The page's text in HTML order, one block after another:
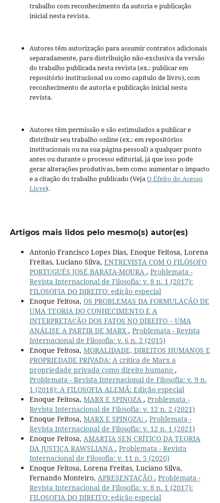
trabalho com reconhecimento da autoria e publicação
inicial nesta revista.
Autores têm autorização para assumir contratos adicionais
separadamente, para distribuição não-exclusiva da versão
do trabalho publicada nesta revista (ex.: publicar em
repositório institucional ou como capítulo de livro), com
reconhecimento de autoria e publicação inicial nesta
revista.
Autores têm permissão e são estimulados a publicar e
distribuir seu trabalho online (ex.: em repositórios
institucionais ou na sua página pessoal) a qualquer ponto
antes ou durante o processo editorial, já que isso pode
gerar alterações produtivas, bem como aumentar o impacto
e a citação do trabalho publicado (VejaO Efeito do Acesso
Livre).
Artigos mais lidos pelo mesmo(s) autor(es)
Antonio Francisco Lopes Dias, Enoque Feitosa, Lorena
Freitas, Luciano Silva, ENTREVISTA COM O FILÓSOFO
PORTUGUÊS JOSÉ BARATA-MOURA , Problemata -
Revista Internacional de Filosofia: v. 8 n. 1 (2017):
FILOSOFIA DO DIREITO: edição especial
Enoque Feitosa, OS PROBLEMAS DA FORMULAÇÃO DE
UMA TEORIA DO CONHECIMENTO E A
INTERPRETAÇÃO DOS FATOS NO DIREITO – UMA
ANÁLISE A PARTIR DE MARX , Problemata - Revista
Internacional de Filosofia: v. 6 n. 2 (2015)
Enoque Feitosa, MORALIDADE, DIREITOS HUMANOS E
PROPRIEDADE PRIVADA: A crítica de Marx a
propriedade privada como direito humano ,
Problemata - Revista Internacional de Filosofia: v. 9 n.
1 (2018): A FILOSOFIA ALEMÃ: Edição especial
Enoque Feitosa, MARX E SPINOZA , Problemata -
Revista Internacional de Filosofia: v. 12 n. 2 (2021)
Enoque Feitosa, MARX E SPINOZA: , Problemata -
Revista Internacional de Filosofia: v. 12 n. 1 (2021)
Enoque Feitosa, AMARTIA SEN CRÍTICO DA TEORIA
DA JUSTIÇA RAWSLIANA , Problemata - Revista
Internacional de Filosofia: v. 11 n. 5 (2020)
Enoque Feitosa, Lorena Freitas, Luciano Silva,
Fernando Monteiro, APRESENTAÇÃO , Problemata -
Revista Internacional de Filosofia: v. 8 n. 1 (2017):
FILOSOFIA DO DIREITO: edição especial